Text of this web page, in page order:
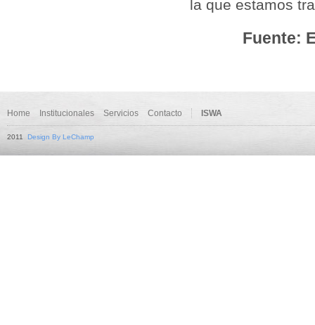
la que estamos
Fuente:
Home Institucionales Servicios Contacto ISWA
2011 Design By LeChamp